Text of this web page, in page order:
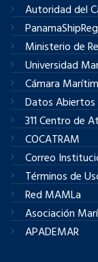
Autoridad del
Ministerio de
Universidad
Cámara
Datos Abiertos
311 Centro de
COCATRAM
Correo
Términos de
Red MAMLa
Asociación
APADEMAR